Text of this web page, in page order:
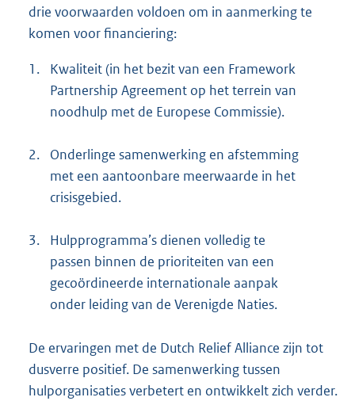
drie voorwaarden voldoen om in aanmerking te
komen voor financiering:
1.
Kwaliteit (in het bezit van een Framework
Partnership Agreement op het terrein van
noodhulp met de Europese Commissie).
2.
Onderlinge samenwerking en afstemming
met een aantoonbare meerwaarde in het
crisisgebied.
3.
Hulpprogramma’s dienen volledig te
passen binnen de prioriteiten van een
gecoördineerde internationale aanpak
onder leiding van de Verenigde Naties.
De ervaringen met de Dutch Relief Alliance zijn tot
dusverre positief. De samenwerking tussen
hulporganisaties verbetert en ontwikkelt zich verder.